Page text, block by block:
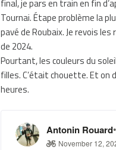
final, je pars en train en fin
Tournai. Étape problème la
pavé de Roubaix. Je revois
de 2024.
Pourtant, les couleurs du
filles. C’était chouette. Et on
heures.